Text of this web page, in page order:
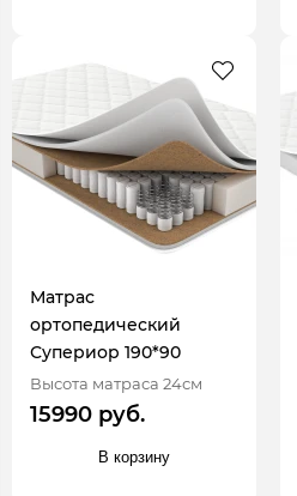
Матрас
ортопедический
Супериор 190*90
Высота матраса 24см
15990 руб.
В корзину